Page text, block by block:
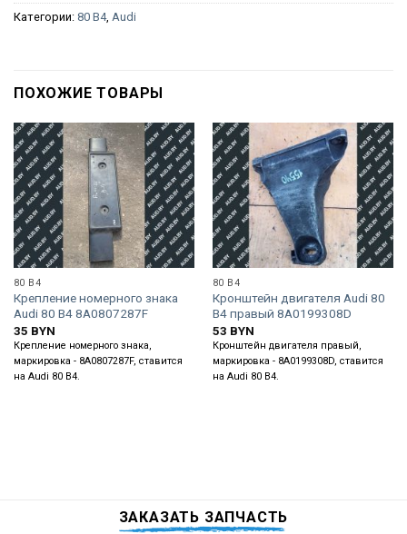
Категории: 80 B4, Audi
ПОХОЖИЕ ТОВАРЫ
80 B4
Крепление номерного знака
Audi 80 B4 8A0807287F
35 BYN
Крепление номерного знака,
маркировка - 8A0807287F, ставится
на Audi 80 B4.
80 B4
Кронштейн двигателя Audi 80
B4 правый 8A0199308D
53 BYN
Кронштейн двигателя правый,
маркировка - 8A0199308D, ставится
на Audi 80 B4.
ЗАКАЗАТЬ ЗАПЧАСТЬ